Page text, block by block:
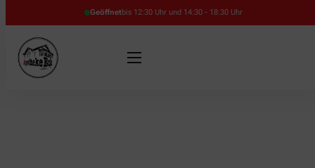
Geöffnetbis 12:30 Uhr und 14:30 - 18:30 Uhr